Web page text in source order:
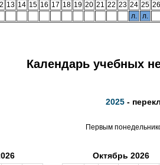
13 14 15 16 17 18 19 20 21 22 23 24 25 26
л.
л.
Календарь учебных
2025 -
Первым
Октябрь 2026